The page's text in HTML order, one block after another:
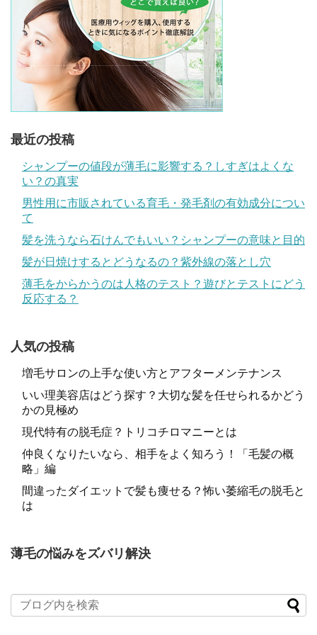
最近の投稿
シャンプーの値段が薄毛に影響する？しすぎはよくな
い？の真実
男性用に市販されている育毛・発毛剤の有効成分につい
て
髪を洗うなら石けんでもいい？シャンプーの意味と目的
髪が日焼けするとどうなるの？紫外線の落とし穴
薄毛をからかうのは人格のテスト？遊びとテストにどう
反応する？
人気の投稿
増毛サロンの上手な使い方とアフターメンテナンス
いい理美容店はどう探す？大切な髪を任せられるかどう
かの見極め
現代特有の脱毛症？トリコチロマニーとは
仲良くなりたいなら、相手をよく知ろう！「毛髪の概
略」編
間違ったダイエットで髪も痩せる？怖い萎縮毛の脱毛と
は
薄毛の悩みをズバリ解決